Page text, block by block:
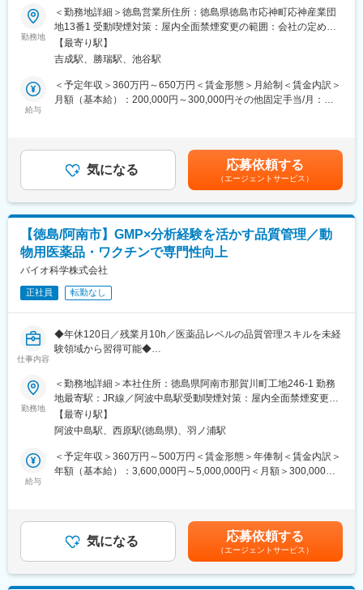
■業務の魅力
既存顧客中心の営業スタイルで、お客様との信頼関係をじっくり
築くことができる環境です。メーカーに縛られない柔軟な提案力
■教育体制
■就業環境
年間休日121日、完全週休2日制（土日祝）、残業は月平均16時間
と働きやすい環境です。マイカー通勤可、転勤は当面ありませ
ん。
■想定されるキャリアパス
営業として経験を積み、将来的にはリーダーや管理職などキャリ
アアップの機会も豊富です。
60年以上黒字経営を継続する安定企業で、約1,600社との取引実
績があります。福利厚生も充実しており、社員一人ひとりが長く
変更の範囲：会社の定める業務
■業務内容：
水道関係の施工を行う工事業者やゼネコン、官公庁に向けて上下
水道資材（鋳鉄管類、バルブ・栓類、水道用ポリエチレンパイ
プ、塩化ビニール管、鋳鉄蓋等）の営業を行って頂きます。
新規営業と既存営業の割合は3:7となっており、既存営業の割合が
高いです。
営業担当に与えられる裁量が大きく、自身の商談力で取引額を大
■当社の特徴：
安田株式会社は、パイプを販売、工事施工をしている会社です。
パイプと一口に言っても、運ぶ物に応じて水道管、ガス管、電線
にて水を運ぶ水道管を販売、施工し水環境の整備に努めてきまし
た。今では関東、中国、四国、九州地方に店舗を構え、
広域で水道事業を支えています。
メインに扱う商品は業界トップシェアを誇る(株)クボタの水道管。
水道管を販売する中で、管を繋いだ先の部品や物品の注文を受け
ることも増えました。その為、水道用資材だけでなく、衛生機器
や空調機器、住宅設備機器を取り扱うようになり、今では販売・
施工も行っています。
変更の範囲：会社の定める業務
勤務地
＜勤務地詳細＞徳島営業所住所：徳島県徳島市応神町応神産業団
地13番1 受動喫煙対策：屋内全面禁煙変更の範囲：会社の定める
事業所
【最寄り駅】
吉成駅、勝瑞駅、池谷駅
給与
＜予定年収＞360万円～650万円＜賃金形態＞月給制＜賃金内訳＞
月額（基本給）：200,000円～300,000円その他固定手当/月：
気になる 応募依頼する
（エージェントサービス）
【徳島/阿南市】GMP×分析経験を活かす品質管理／動
物用医薬品・ワクチンで専門性向上
バイオ科学株式会社
正社員 転勤なし
仕事内容
◆年休120日／残業月10h／医薬品レベルの品質管理スキルを未経
験領域から習得可能◆
動物用医薬品・ワクチン・飼料添加物などを手がけ、水産・畜産
業を支える当社にて品質管理業務を担当します。
競合の少ないニッチ領域で安定成長を続ける環境のもと、GMPに
基づいた高度な品質管理スキルを実務を通じて習得できるポジシ
ョンです。
本ポジションは単なる試験オペレーターではなく、分析からGMP
運用まで一貫して関わることができ、将来的に医薬品業界でも通
・原料・製品のサンプリングおよび理化学試験（各種分析機器を
使用）
勤務地
＜勤務地詳細＞本社住所：徳島県阿南市那賀川町工地246-1 勤務
地最寄駅：JR線／阿波中島駅受動喫煙対策：屋内全面禁煙変更の
範囲：無
【最寄り駅】
阿波中島駅、西原駅(徳島県)、羽ノ浦駅
給与
＜予定年収＞360万円～500万円＜賃金形態＞年俸制＜賃金内訳＞
年額（基本給）：3,600,000円～5,000,000円＜月額＞300,000円
賞与：業績に応じ決算賞与を別途支給（ここ9年は連続で支給の実
績あり）賃金はあくまでも目安の金額であり、選考を通じて上下
する可能性があります。月給(月額)は固定手当を含めた表記です。
気になる 応募依頼する
（エージェントサービス）